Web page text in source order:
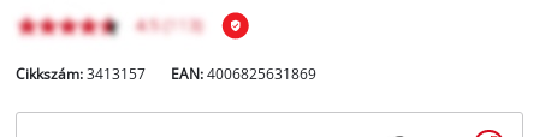
Cikkszám: 3413157 EAN:4006825631869